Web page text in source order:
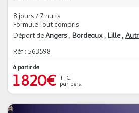
8 jours / 7 nuits
Formule Tout compris
Départ deAngers Bordeaux Lille
Réf : 563598
à partir de
1 820€ TTC
par pers.